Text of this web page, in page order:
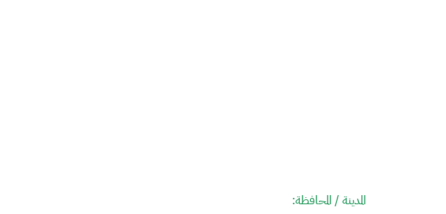
المدينة / المحافظة: